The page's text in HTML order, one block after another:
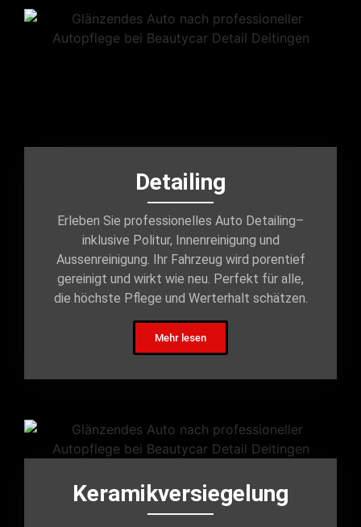
Detailing
Erleben Sie professionelles Auto Detailing–
inklusive Politur, Innenreinigung und
Aussenreinigung. Ihr Fahrzeug wird porentief
gereinigt und wirkt wie neu. Perfekt für alle,
die höchste Pflege und Werterhalt schätzen.
Mehr lesen
Keramikversiegelung